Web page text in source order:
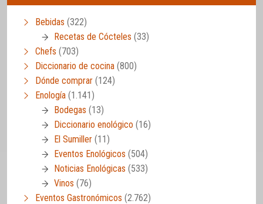
Bebidas (322)
Recetas de Cócteles (33)
Chefs (703)
Diccionario de cocina (800)
Dónde comprar (124)
Enología (1.141)
Bodegas (13)
Diccionario enológico (16)
El Sumiller (11)
Eventos Enológicos (504)
Noticias Enológicas (533)
Vinos (76)
Eventos Gastronómicos (2.762)